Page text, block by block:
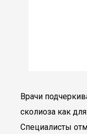
Врачи
сколиоза как
Специалисты